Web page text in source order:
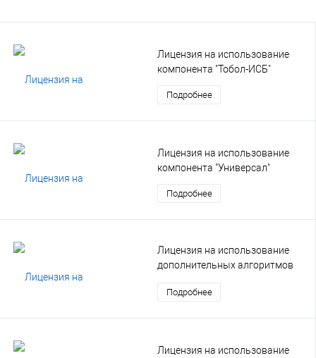
Лицензия на использование
компонента "Тобол-ИСБ"
Подробнее
Лицензия на использование
компонента "Универсал"
Подробнее
Лицензия на использование
дополнительных алгоритмов
Подробнее
Лицензия на использование